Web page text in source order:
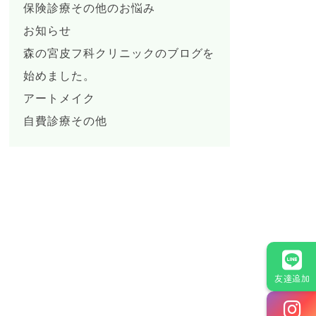
友達追加
保険診療その他のお悩み
お知らせ
森の宮皮フ科クリニックのブログを
始めました。
アートメイク
自費診療その他